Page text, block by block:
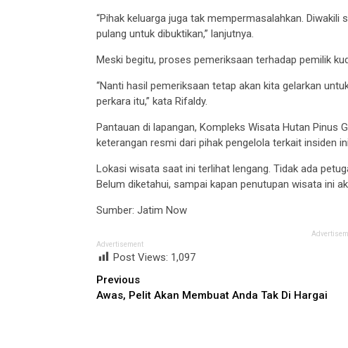
“Pihak keluarga juga tak mempermasalahkan.
pulang untuk dibuktikan,” lanjutnya.
Meski begitu, proses pemeriksaan terhadap pemilik
“Nanti hasil pemeriksaan tetap akan kita gelarkan
perkara itu,” kata Rifaldy.
Pantauan di lapangan, Kompleks Wisata Hutan Pinus
keterangan resmi dari pihak pengelola terkait insiden
Lokasi wisata saat ini terlihat lengang. Tidak ada
Belum diketahui, sampai kapan penutupan wisata ini
Sumber: Jatim Now
Advertisement
Post Views: 1,097
Continue
Reading
Previous
Awas, Pelit Akan Membuat Anda Tak Di Hargai